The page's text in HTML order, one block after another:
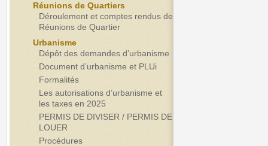
Réunions de Quartiers
Déroulement et comptes rendus de
Réunions de Quartier
Urbanisme
Dépôt des demandes d’urbanisme
Document d’urbanisme et PLUi
Formalités
Les autorisations d’urbanisme et
les taxes en 2025
PERMIS DE DIVISER / PERMIS DE
LOUER
Procédures